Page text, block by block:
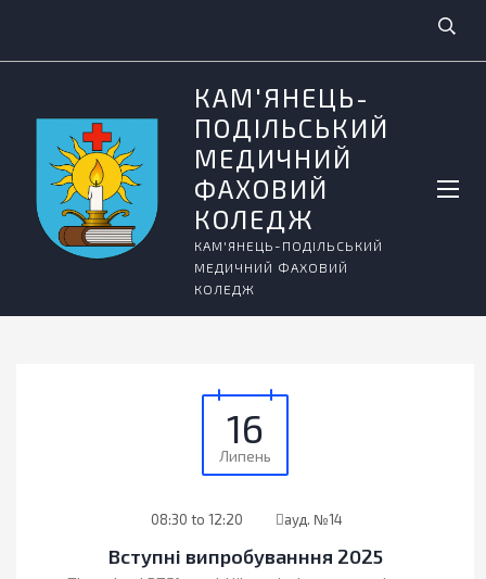
КАМ'ЯНЕЦЬ-
ПОДІЛЬСЬКИЙ
МЕДИЧНИЙ
ФАХОВИЙ
КОЛЕДЖ
КАМ'ЯНЕЦЬ-ПОДІЛЬСЬКИЙ
МЕДИЧНИЙ ФАХОВИЙ
КОЛЕДЖ
16
Липень
08:30 to 12:20 ауд. №14
Вступні випробуванння 2025